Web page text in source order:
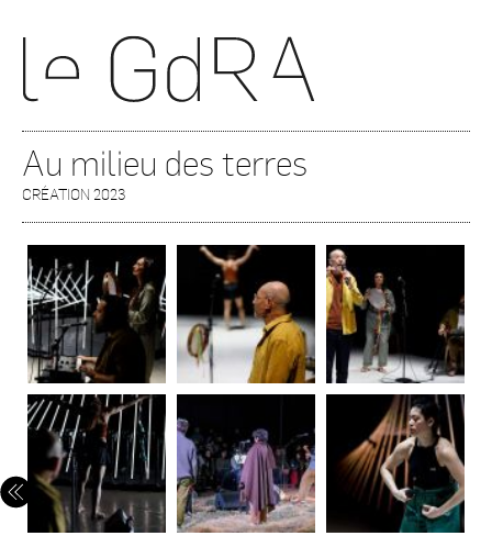
Au milieu des terres
CRÉATION 2023